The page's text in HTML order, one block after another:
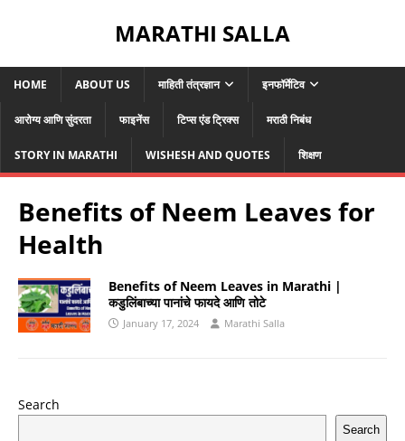
MARATHI SALLA
HOME ABOUT US माहिती तंत्रज्ञान इनफॉर्मेटिव
आरोग्य आणि सुंदरता फाइनेंस टिप्स एंड ट्रिक्स मराठी निबंध
STORY IN MARATHI WISHESH AND QUOTES शिक्षण
Benefits of Neem Leaves for
Health
Benefits of Neem Leaves in Marathi |
कडुलिंबाच्या पानांचे फायदे आणि तोटे
January 17, 2024 Marathi Salla
Search
Search